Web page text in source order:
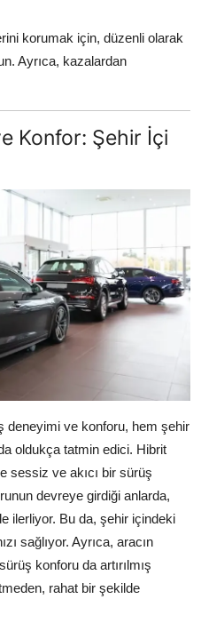
korumak için, düzenli olarak
Ayrıca, kazalardan
Konfor: Şehir İçi
deneyimi ve konforu, hem şehir
oldukça tatmin edici. Hibrit
sessiz ve akıcı bir sürüş
devreye girdiği anlarda,
ilerliyor. Bu da, şehir içindeki
sağlıyor. Ayrıca, aracın
konforu da artırılmış
rahat bir şekilde